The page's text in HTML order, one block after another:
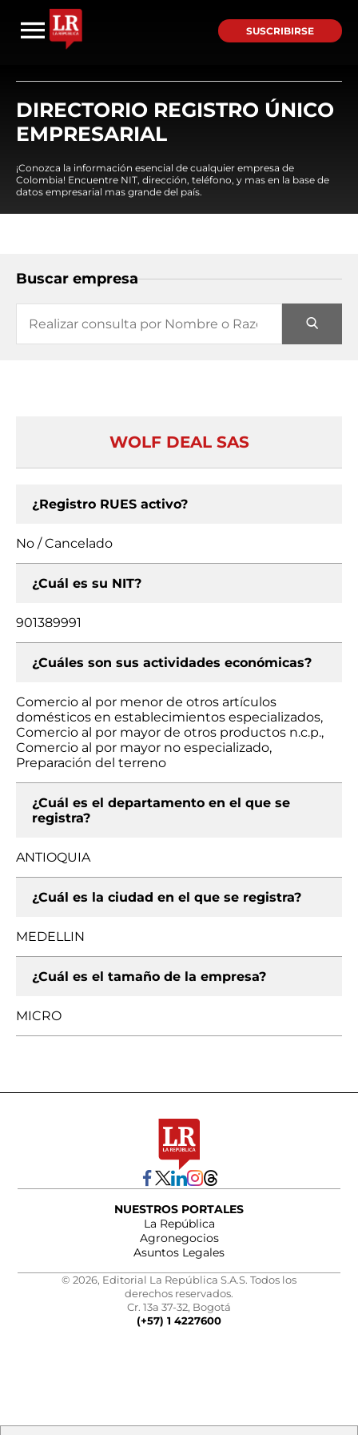
SUSCRIBIRSE
DIRECTORIO REGISTRO ÚNICO
EMPRESARIAL
¡Conozca la información esencial de cualquier empresa de
Colombia! Encuentre NIT, dirección, teléfono, y mas en la base de
datos empresarial mas grande del país.
Buscar empresa
WOLF DEAL SAS
¿Registro RUES activo?
No / Cancelado
¿Cuál es su NIT?
901389991
¿Cuáles son sus actividades económicas?
Comercio al por menor de otros artículos
domésticos en establecimientos especializados,
Comercio al por mayor de otros productos n.c.p.,
Comercio al por mayor no especializado,
Preparación del terreno
¿Cuál es el departamento en el que se
registra?
ANTIOQUIA
¿Cuál es la ciudad en el que se registra?
MEDELLIN
¿Cuál es el tamaño de la empresa?
MICRO
NUESTROS PORTALES
La República
Agronegocios
Asuntos Legales
© 2026, Editorial La República S.A.S. Todos los
derechos reservados.
Cr. 13a 37-32, Bogotá
(+57) 1 4227600